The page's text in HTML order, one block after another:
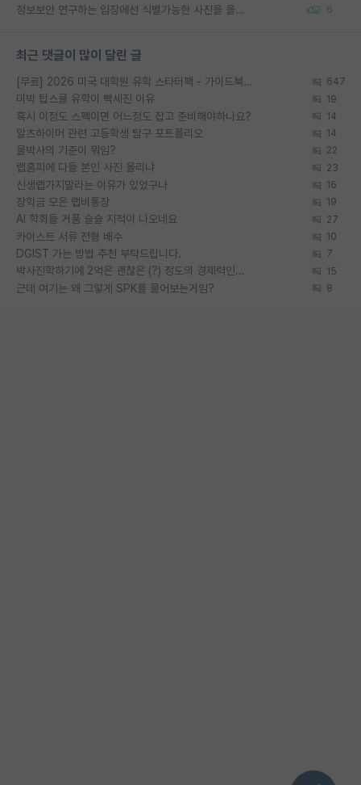
정보보안 연구하는 입장에선 식별가능한 사진을 올리는건 비추이긴함 6
최근 댓글이 많이 달린 글
[무료] 2026 미국 대학원 유학 스타터팩 - 가이드북 & 합격자 컨택메일 템플릿 647
미박 탑스쿨 유학이 빡세진 이유 19
혹시 이정도 스펙이면 어느정도 잡고 준비해야하나요? 14
알츠하이머 관련 고등학생 탐구 포트폴리오 14
물박사의 기준이 뭐임? 22
랩홈피에 다들 본인 사진 올리냐 23
신생랩가지말라는 이유가 있었구나 16
장학금 모은 랩비통장 19
AI 학회들 거품 슬슬 지적이 나오네요 27
카이스트 서류 전형 배수 10
DGIST 가는 방법 추천 부탁드립니다. 7
박사진학하기에 2억은 괜찮은 (?) 정도의 경제력인가요 15
근데 여기는 왜 그렇게 SPK를 물어보는거임? 8